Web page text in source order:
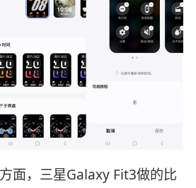
面，三星Galaxy Fit3做的比